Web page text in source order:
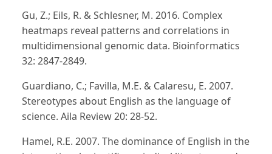
Gu, Z.; Eils, R. & Schlesner, M. 2016. Complex
heatmaps reveal patterns and correlations in
multidimensional genomic data. Bioinformatics
32: 2847-2849.
Guardiano, C.; Favilla, M.E. & Calaresu, E. 2007.
Stereotypes about English as the language of
science. Aila Review 20: 28-52.
Hamel, R.E. 2007. The dominance of English in the